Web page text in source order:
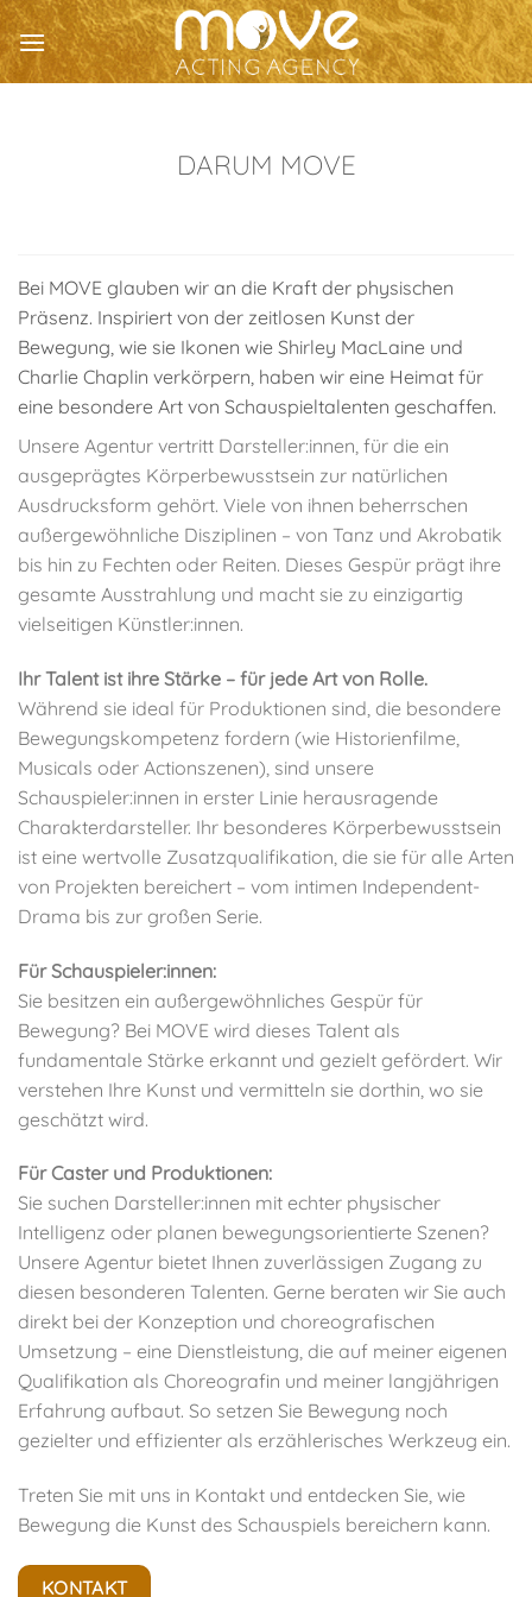
Zum
Inhalt
springen
DARUM MOVE
Bei MOVE glauben wir an die Kraft der physischen
Präsenz. Inspiriert von der zeitlosen Kunst der
Bewegung, wie sie Ikonen wie Shirley MacLaine und
Charlie Chaplin verkörpern, haben wir eine Heimat für
eine besondere Art von Schauspieltalenten geschaffen.
Unsere Agentur vertritt Darsteller:innen, für die ein
ausgeprägtes Körperbewusstsein zur natürlichen
Ausdrucksform gehört. Viele von ihnen beherrschen
außergewöhnliche Disziplinen – von Tanz und Akrobatik
bis hin zu Fechten oder Reiten. Dieses Gespür prägt ihre
gesamte Ausstrahlung und macht sie zu einzigartig
vielseitigen Künstler:innen.
Ihr Talent ist ihre Stärke – für jede Art von Rolle.
Während sie ideal für Produktionen sind, die besondere
Bewegungskompetenz fordern (wie Historienfilme,
Musicals oder Actionszenen), sind unsere
Schauspieler:innen in erster Linie herausragende
Charakterdarsteller. Ihr besonderes Körperbewusstsein
ist eine wertvolle Zusatzqualifikation, die sie für alle Arten
von Projekten bereichert – vom intimen Independent-
Drama bis zur großen Serie.
Für Schauspieler:innen:
Sie besitzen ein außergewöhnliches Gespür für
Bewegung? Bei MOVE wird dieses Talent als
fundamentale Stärke erkannt und gezielt gefördert. Wir
verstehen Ihre Kunst und vermitteln sie dorthin, wo sie
geschätzt wird.
Für Caster und Produktionen:
Sie suchen Darsteller:innen mit echter physischer
Intelligenz oder planen bewegungsorientierte Szenen?
Unsere Agentur bietet Ihnen zuverlässigen Zugang zu
diesen besonderen Talenten. Gerne beraten wir Sie auch
direkt bei der Konzeption und choreografischen
Umsetzung – eine Dienstleistung, die auf meiner eigenen
Qualifikation als Choreografin und meiner langjährigen
Erfahrung aufbaut. So setzen Sie Bewegung noch
gezielter und effizienter als erzählerisches Werkzeug ein.
Treten Sie mit uns in Kontakt und entdecken Sie, wie
Bewegung die Kunst des Schauspiels bereichern kann.
KONTAKT